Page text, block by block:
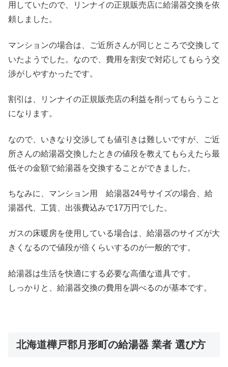
用していたので、リンナイの正規販売店に給湯器交換を依
頼しました。
マンションの場合は、ご近所さんが同じところで交換して
いたようでした。なので、費用を割安で対応してもらう交
渉がしやすかったです。
割引は、リンナイの正規販売店の利益を削ってもらうこと
になります。
なので、いきなり交渉しても値引きは難しいですが、ご近
所さんの給湯器交換したときの値段を教えてもらえたら最
低その金額で給湯器を交換することができました。
ちなみに、マンション用 給湯器24号サイズの場合、給
湯器代、工賃、出張費込みで17万円でした。
ガスの床暖房を使用している場合は、給湯器のサイズが大
きくなるので値段が倍くらいするのが一般的です。
給湯器は生活を快適にする必要な高価な道具です。
しっかりと、給湯器交換の費用を調べるのが基本です。
北海道樺戸郡月形町の給湯器 業者 選び方